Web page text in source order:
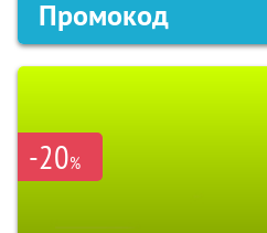
Промокод
-20%